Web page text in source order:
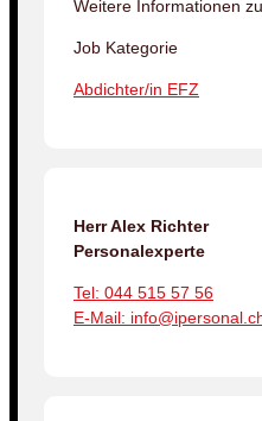
Weitere Informationen
Job Kategorie
Abdichter/in EFZ
Herr Alex Richter
Personalexperte
Tel: 044 515 57 56
E-Mail: